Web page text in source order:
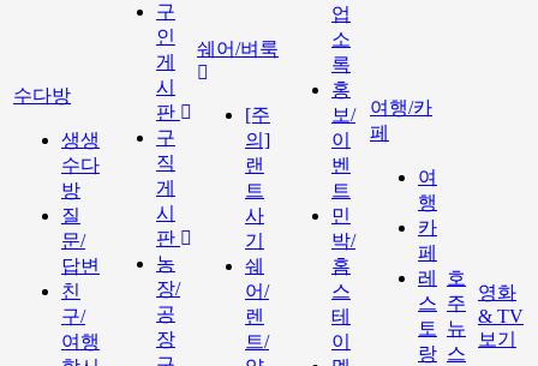
수다방
생생
수다
방
질
문/
답변
친
구/
여행
구
인
게
시
판
구
직
게
시
판
농
장/
공
장
쉐어/벼룩
[주
의]
랜
트
사
기
쉐
어/
렌
트/
업
소
록
홍
보/
이
벤
트
민
박/
홈
스
테
이
여행/카
페
여
행
카
페
레
스
토
랑
호
주
뉴
스
영화
& TV
보기